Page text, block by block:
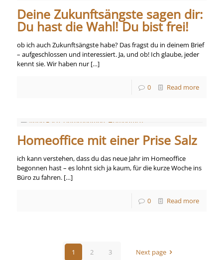
Deine Zukunftsängste sagen dir:
Du hast die Wahl! Du bist frei!
ob ich auch Zukunftsängste habe? Das fragst du in deinem Brief
– aufgeschlossen und interessiert. Ja, und ob! Ich glaube, jeder
kennt sie. Wir haben nur[…]
0 Read more
Homeoffice mit einer Prise Salz
ich kann verstehen, dass du das neue Jahr im Homeoffice
begonnen hast – es lohnt sich ja kaum, für die kurze Woche ins
Büro zu fahren.[…]
0 Read more
1 2 3 Next page